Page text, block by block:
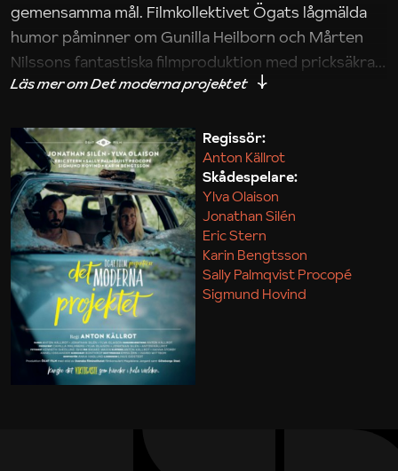
gemensamma mål. Filmkollektivet Ögats lågmälda
humor påminner om Gunilla Heilborn och Mårten
Nilssons fantastiska filmproduktion med pricksäkra
iakttagelser om hur svårt det kan vara att omsätta
Maja Kekonius
Regissör:
Anton Källrot
Skådespelare:
Ylva Olaison
Jonathan Silén
Eric Stern
Karin Bengtsson
Sally Palmqvist Procopé
Sigmund Hovind